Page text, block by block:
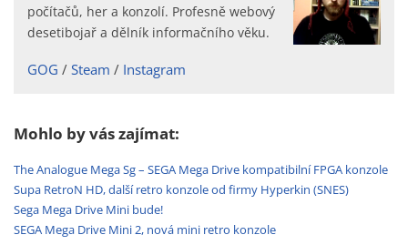
počítačů, her a konzolí. Profesně webový
desetibojař a dělník informačního věku.
GOG Steam Instagram
Mohlo by vás zajímat:
The Analogue Mega Sg – SEGA Mega Drive kompatibilní FPGA konzole
Supa RetroN HD, další retro konzole od firmy Hyperkin (SNES)
Sega Mega Drive Mini bude!
SEGA Mega Drive Mini 2, nová mini retro konzole